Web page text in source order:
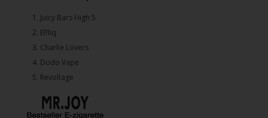
1.⁠ ⁠Juicy Bars High 5
2.⁠ ⁠⁠Elfliq
3.⁠ ⁠⁠Charlie Lovers
4.⁠ ⁠⁠Dodo Vape
5. ⁠Revoltage